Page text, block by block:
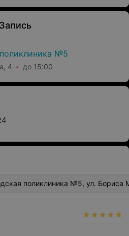
Запись
№5
4 до 15:00
поликлиника №5, ул. Бориса